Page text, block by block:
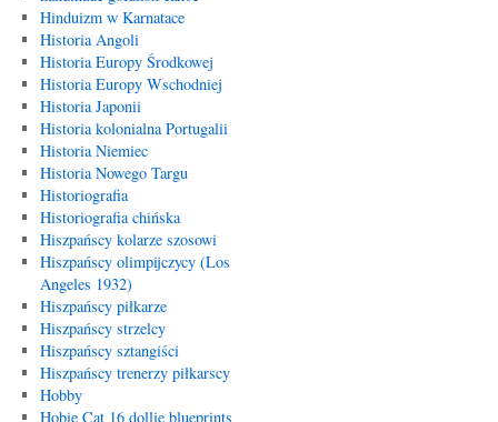
Hinduizm w Karnatace
Historia Angoli
Historia Europy Środkowej
Historia Europy Wschodniej
Historia Japonii
Historia kolonialna Portugalii
Historia Niemiec
Historia Nowego Targu
Historiografia
Historiografia chińska
Hiszpańscy kolarze szosowi
Hiszpańscy olimpijczycy (Los
Angeles 1932)
Hiszpańscy piłkarze
Hiszpańscy strzelcy
Hiszpańscy sztangiści
Hiszpańscy trenerzy piłkarscy
Hobby
Hobie Cat 16 dollie blueprints